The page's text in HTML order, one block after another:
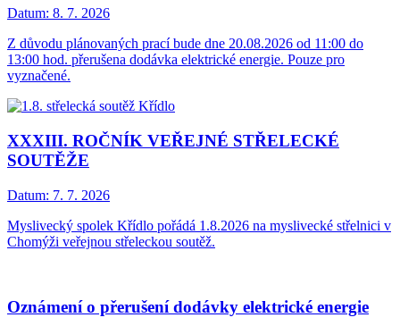
Datum: 8. 7. 2026
Z důvodu plánovaných prací bude dne 20.08.2026 od 11:00 do
13:00 hod. přerušena dodávka elektrické energie. Pouze pro
vyznačené.
XXXIII. ROČNÍK VEŘEJNÉ STŘELECKÉ
SOUTĚŽE
Datum: 7. 7. 2026
Myslivecký spolek Křídlo pořádá 1.8.2026 na myslivecké střelnici v
Chomýži veřejnou střeleckou soutěž.
Oznámení o přerušení dodávky elektrické energie